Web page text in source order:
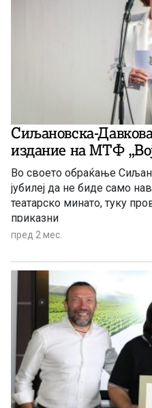
Сиљановска-
издание на МТФ
Во своето обраќање
јубилеј да не биде само
театарско минато, туку
приказни
пред 2 мес.